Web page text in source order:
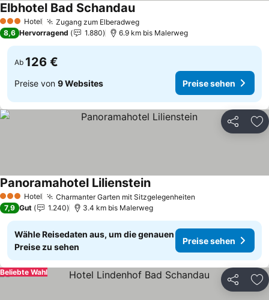
3 SterneHotel Zugang zum ElberadwegPreise sehen
Elbhotel Bad SchandauPreise sehen
8,6 Hervorragend 1.880 6.9 km bis Malerweg
Ab 126 €
Preise von 9 Websites Preise sehen
Teilen
3 SterneHotel Charmanter Garten mit Sitzgelegenheiten
Panoramahotel LiliensteinPreise sehen
7,9 Gut 1.240 3.4 km bis Malerweg
Wähle Reisedaten aus, um die genauen
Preise zu sehen
Preise sehen
Teilen
Beliebte Wahl